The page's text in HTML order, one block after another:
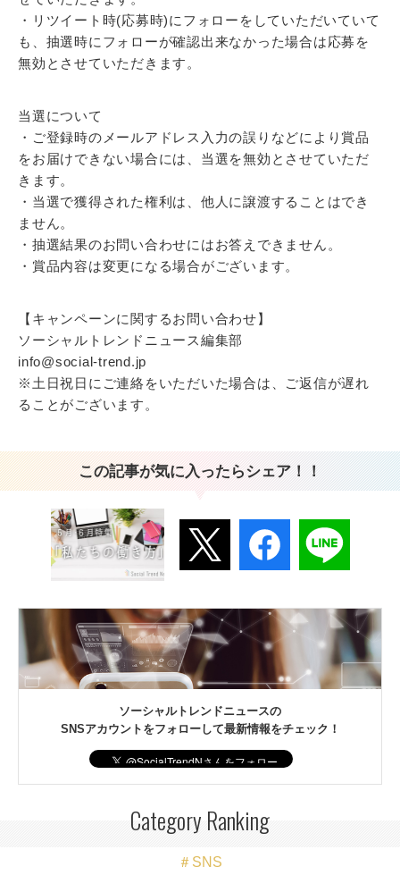
・リツイート時(応募時)にフォローをしていただいていて
も、抽選時にフォローが確認出来なかった場合は応募を
無効とさせていただきます。
当選について
・ご登録時のメールアドレス入力の誤りなどにより賞品
をお届けできない場合には、当選を無効とさせていただ
きます。
・当選で獲得された権利は、他人に譲渡することはでき
ません。
・抽選結果のお問い合わせにはお答えできません。
・賞品内容は変更になる場合がございます。
【キャンペーンに関するお問い合わせ】
ソーシャルトレンドニュース編集部
info@social-trend.jp
※土日祝日にご連絡をいただいた場合は、ご返信が遅れ
ることがございます。
この記事が気に入ったらシェア！！
ソーシャルトレンドニュースの
SNSアカウントをフォローして最新情報をチェック！
Category Ranking
＃SNS